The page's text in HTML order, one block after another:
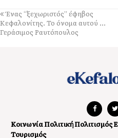
18:00
Η Χορωδία και Μαντολινάτα
Καπανδρίτι
μήνες – Άμεση παρέμβαση τώρα»
Προσοχή σε νέα ηλεκτρονική
16:52
Ένας “ξεχωριστός” έφηβος
Κεφαλονίτης. Το όνομα αυτού …
Γεράσιμος Ραυτόπουλος
ΚοινωνίαΠολιτικήΠολιτισμός
Τουρισμός